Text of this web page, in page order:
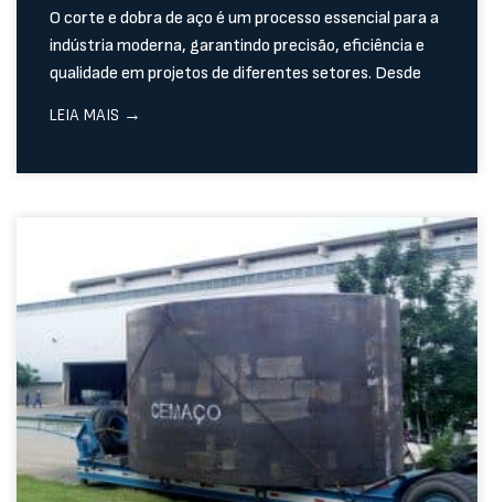
O corte e dobra de aço é um processo essencial para a
indústria moderna, garantindo precisão, eficiência e
qualidade em projetos de diferentes setores. Desde
LEIA MAIS →